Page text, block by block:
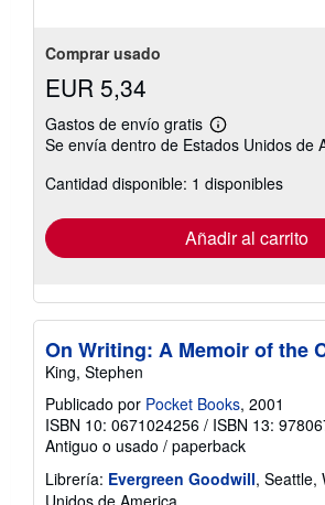
Comprar usado
EUR 5,34
Gastos de envío gratis
Más
información
las
tarifas
envío
Se envía dentro de Estados Unidos de
Cantidad disponible: 1 disponibles
Añadir al carrito
On Writing: A Memoir of the
King, Stephen
Publicado por Pocket Books, 2001
ISBN 10: 0671024256 / ISBN 13:
Antiguo o usado / paperback
Librería: Evergreen Goodwill, Seattle,
Unidos de America